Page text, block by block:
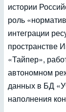
истории
роль
интеграции
пространстве
«Тайпер»,
автономном
данных в БД
наполнения